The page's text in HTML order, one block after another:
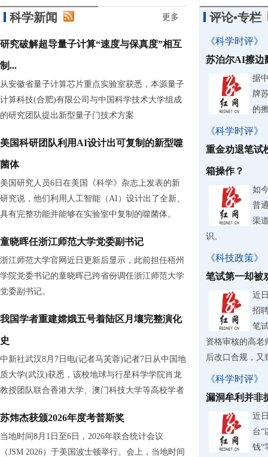
科学新闻 更多
研究破解超导量子计算“速度与保真度”相互
制...
从安徽省量子计算芯片重点实验室获悉，本源量子
计算科技(合肥)有限公司与中国科学技术大学组成
的研究团队提出新型量子门技术方案
美国科研团队利用AI设计出可复制的新型噬
菌体
美国研究人员6日在美国《科学》杂志上发表的新
研究说，他们利用人工智能（AI）设计出了全新、
具有完整功能并能够在实验室中复制的噬菌体。
童晓晖任浙江师范大学党委副书记
浙江师范大学官网近日更新后显示，此前担任梧州
学院党委书记的童晓晖已跨省份调任浙江师范大学
党委副书记。
我国学者重建嫦娥五号着陆区月壤完整演化
史
中新社武汉8月7日电(记者马芙蓉)记者7日从中国地
质大学(武汉)获悉，该校地球与行星科学学院肖龙
教授团队联合香港大学、澳门科技大学等高校学者
苏炜杰获颁2026年度考普斯奖
当地时间8月1日至6日，2026年联合统计会议
（JSM 2026）于美国波士顿举行。会上，当地时间
评论•专栏
《科学时评》
苏泊尔AI擦边
据
牌
的
《科学时评》
重金劝退笔试
箱操作？
如
普
渠
识。
《科技政策》
笔试第一却被
近
招
笔
资格审核的高老
后改口合规，又
《科学时评》
漏洞牟利并非
近
台“
钱“